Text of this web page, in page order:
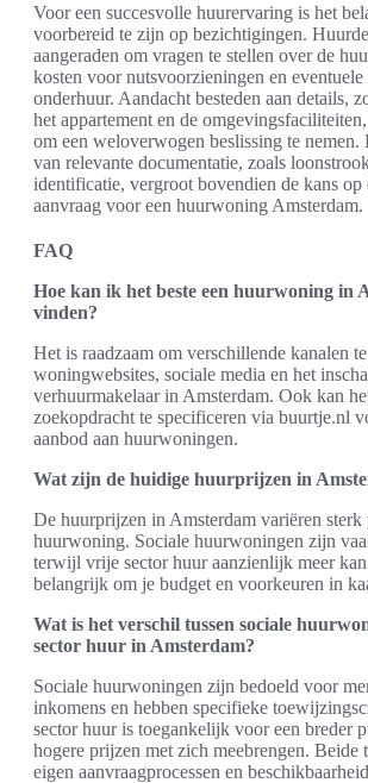
Voor een succesvolle huurervaring is het
voorbereid te zijn op bezichtigingen.
aangeraden om vragen te stellen over de
kosten voor nutsvoorzieningen en
onderhuur. Aandacht besteden aan details,
het appartement en de
om een weloverwogen beslissing te nemen.
van relevante documentatie, zoals
identificatie, vergroot bovendien de kans op
aanvraag voor een huurwoning Amsterdam.
FAQ
Hoe kan ik het beste een huurwoning in
vinden?
Het is raadzaam om verschillende kanalen
woningwebsites, sociale media en het
verhuurmakelaar in Amsterdam. Ook kan
zoekopdracht te specificeren via buurtje.nl
aanbod aan huurwoningen.
Wat zijn de huidige huurprijzen in
De huurprijzen in Amsterdam variëren sterk
huurwoning. Sociale huurwoningen zijn
terwijl vrije sector huur aanzienlijk meer
belangrijk om je budget en voorkeuren in
Wat is het verschil tussen sociale
sector huur in Amsterdam?
Sociale huurwoningen zijn bedoeld voor
inkomens en hebben specifieke
sector huur is toegankelijk voor een breder
hogere prijzen met zich meebrengen. Beide
eigen aanvraagprocessen en